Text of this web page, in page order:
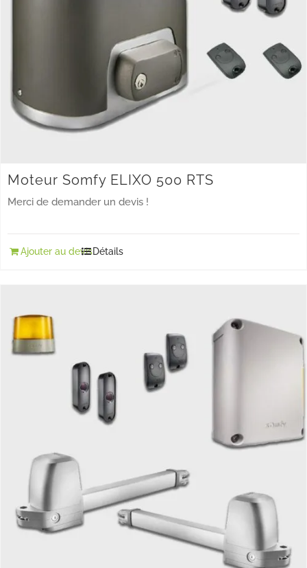
sur
du
Moteur Somfy ELIXO 500 RTS
Merci de demander un devis !
Ajouter au devisDétails